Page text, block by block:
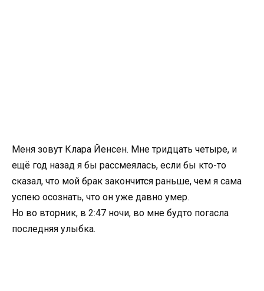
Меня зовут Клара Йенсен. Мне тридцать четыре, и
ещё год назад я бы рассмеялась, если бы кто-то
сказал, что мой брак закончится раньше, чем я сама
успею осознать, что он уже давно умер.
Но во вторник, в 2:47 ночи, во мне будто погасла
последняя улыбка.